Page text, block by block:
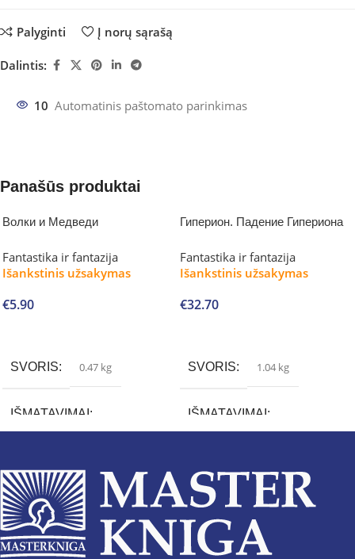
Palyginti Į norų sąrašą
Dalintis:
10 Automatinis paštomato parinkimas
Panašūs produktai
Волки и Медведи
Fantastika ir fantazija
Išankstinis užsakymas
€5.90
SVORIS 0.47 kg
IŠMATAVIMAI
Гиперион. Падение Гипериона
Fantastika ir fantazija
Išankstinis užsakymas
€32.70
SVORIS 1.04 kg
IŠMATAVIMAI